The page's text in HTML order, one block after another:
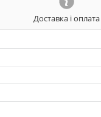
Доставка і оплата